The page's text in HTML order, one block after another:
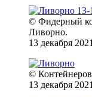
© Фидерный
Ливорно.
13 декабря
©
13 декабря